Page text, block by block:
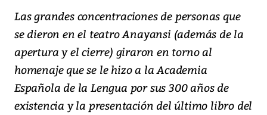
Las grandes concentraciones de personas que
se dieron en el teatro Anayansi (además de la
apertura y el cierre) giraron en torno al
homenaje que se le hizo a la Academia
Española de la Lengua por sus 300 años de
existencia y la presentación del último libro del